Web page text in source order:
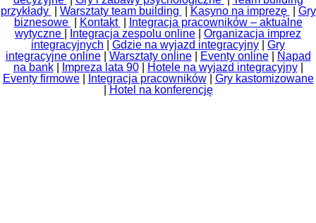
przykłady
Warsztaty team building Kasyno na imprezę
Gry
biznesowe
Kontakt
Integracja pracowników – aktualne
wytyczne
Integracja zespolu online
Organizacja imprez
integracyjnych
Gdzie na wyjazd integracyjny
Gry
integracyjne online| Warsztaty online| Eventy online|
Napad
na bank| Impreza lata 90| Hotele na wyjazd integracyjny|
Eventy firmowe| Integracja pracowników| Gry kastomizowane
Hotel na konferencję